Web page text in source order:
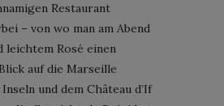
Restaurant
– von wo man am Abend
leichtem Rosé einen
auf die Marseille
und dem Château d’If